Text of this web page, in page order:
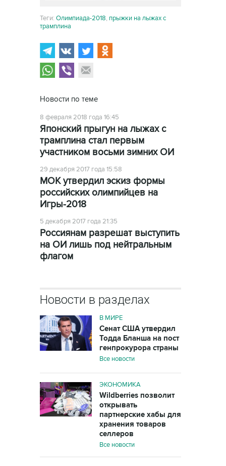
Теги: Олимпиада-2018, прыжки на лыжах с
трамплина
Новости по теме
8 февраля 2018 года 16:45
Японский прыгун на лыжах с
трамплина стал первым
участником восьми зимних ОИ
29 декабря 2017 года 15:58
МОК утвердил эскиз формы
российских олимпийцев на
Игры-2018
5 декабря 2017 года 21:35
Россиянам разрешат выступить
на ОИ лишь под нейтральным
флагом
Новости в разделах
В МИРЕ
Сенат США утвердил
Тодда Бланша на пост
генпрокурора страны
Все новости
ЭКОНОМИКА
Wildberries позволит
открывать
партнерские хабы для
хранения товаров
селлеров
Все новости